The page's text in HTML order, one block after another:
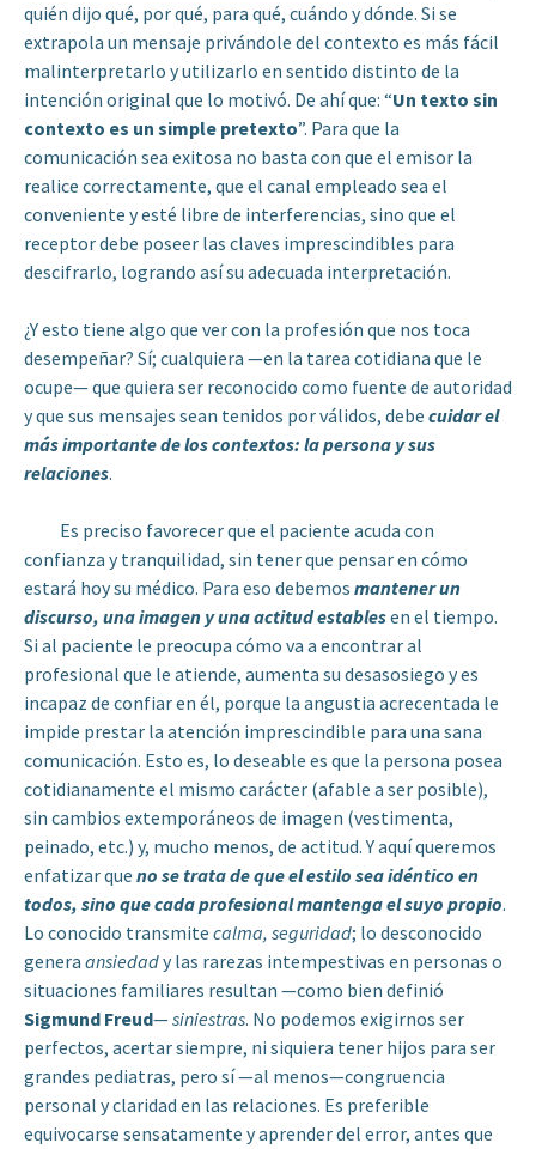
quién dijo qué, por qué, para qué, cuándo y dónde. Si se
extrapola un mensaje privándole del contexto es más fácil
malinterpretarlo y utilizarlo en sentido distinto de la
intención original que lo motivó. De ahí que: “Un texto sin
contexto es un simple pretexto”. Para que la
comunicación sea exitosa no basta con que el emisor la
realice correctamente, que el canal empleado sea el
conveniente y esté libre de interferencias, sino que el
receptor debe poseer las claves imprescindibles para
descifrarlo, logrando así su adecuada interpretación.
¿Y esto tiene algo que ver con la profesión que nos toca
desempeñar? Sí; cualquiera —en la tarea cotidiana que le
ocupe— que quiera ser reconocido como fuente de autoridad
y que sus mensajes sean tenidos por válidos, debe cuidarel
más importante de los contextos: la persona y sus
relaciones.
Es preciso favorecer que el paciente acuda con
confianza y tranquilidad, sin tener que pensar en cómo
estará hoy su médico. Para eso debemos mantener un
discurso, una imagen y una actitud establesen el tiempo.
Si al paciente le preocupa cómo va a encontrar al
profesional que le atiende, aumenta su desasosiego y es
incapaz de confiar en él, porque la angustia acrecentada le
impide prestar la atención imprescindible para una sana
comunicación. Esto es, lo deseable es que la persona posea
cotidianamente el mismo carácter (afable a ser posible),
sin cambios extemporáneos de imagen (vestimenta,
peinado, etc.) y, mucho menos, de actitud. Y aquí queremos
enfatizar que no se trata de que el estilo sea idéntico en
todos, sino que cada profesional mantenga el suyo propio.
Lo conocido transmite calma, seguridad; lo desconocido
genera ansiedady las rarezas intempestivas en personas o
situaciones familiares resultan —como bien definió
Sigmund Freud—siniestras. No podemos exigirnos ser
perfectos, acertar siempre, ni siquiera tener hijos para ser
grandes pediatras, pero sí —al menos—congruencia
personal y claridad en las relaciones. Es preferible
equivocarse sensatamente y aprender del error, antes que